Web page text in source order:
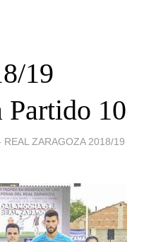
19
Partido 10
REAL ZARAGOZA 2018/19